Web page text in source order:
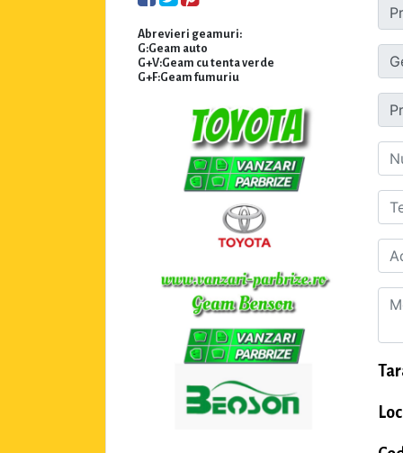
Abrevieri geamuri:
G:Geam auto
G+V:Geam cu tenta verde
G+F:Geam fumuriu